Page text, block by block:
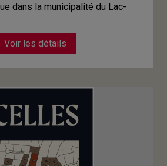
dans la municipalité du Lac-
Voir les détails